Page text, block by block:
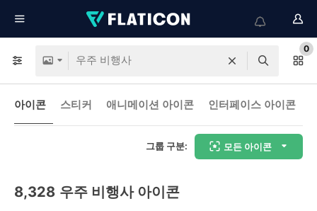
0
아이콘 스티커 애니메이션 아이콘 인터페이스 아이콘
그룹 구분: 모든 아이콘
8,328 우주 비행사 아이콘